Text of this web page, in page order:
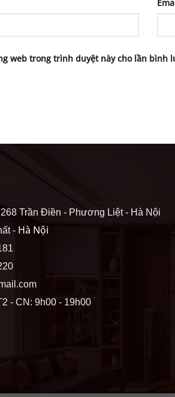
web trong trình duyệt này cho lần bình
Trần Điền - Phương Liệt - Hà Nội
-Hà Nội
- CN: 9h00 - 19h00